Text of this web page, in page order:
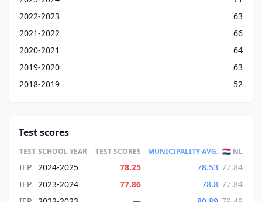
2022-2023
63
2021-2022
66
2020-2021
64
2019-2020
63
2018-2019
52
Test scores
TEST SCHOOL YEAR TEST SCORES MUNICIPALITY AVG. 🇳🇱 NL
IEP 2024-2025 78.25 78.53 77.84
IEP 2023-2024 77.86 78.8 77.84